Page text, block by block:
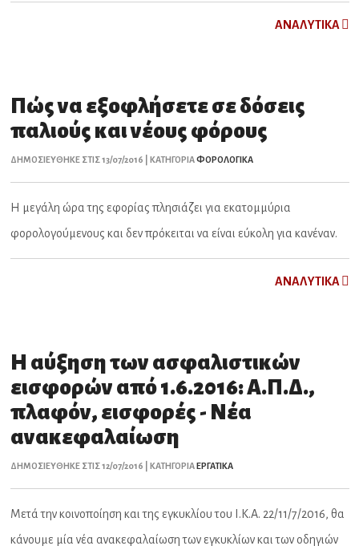
ΑNAΛYTIKA
Πώς να εξοφλήσετε σε δόσεις
παλιούς και νέους φόρους
ΔΗΜΟΣΙΕΥΘΗΚΕ ΣΤΙΣ 13/07/2016 | ΚΑΤΗΓΟΡΙΑΦΟΡΟΛΟΓΙΚΑ
Η μεγάλη ώρα της εφορίας πλησιάζει για εκατομμύρια
φορολογούμενους και δεν πρόκειται να είναι εύκολη για κανέναν.
ΑNAΛYTIKA
Η αύξηση των ασφαλιστικών
εισφορών από 1.6.2016: Α.Π.Δ.,
πλαφόν, εισφορές - Νέα
ανακεφαλαίωση
ΔΗΜΟΣΙΕΥΘΗΚΕ ΣΤΙΣ 12/07/2016 | ΚΑΤΗΓΟΡΙΑΕΡΓΑΤΙΚΑ
Μετά την κοινοποίηση και της εγκυκλίου του Ι.Κ.Α. 22/11/7/2016, θα
κάνουμε μία νέα ανακεφαλαίωση των εγκυκλίων και των οδηγιών